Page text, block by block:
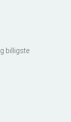
billigste